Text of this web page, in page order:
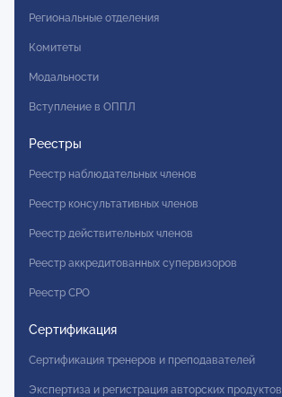
Региональные отделения
Комитеты
Модальности
Вступление в ОППЛ
Реестры
Реестр наблюдательных членов
Реестр консультативных членов
Реестр действительных членов
Реестр аккредитованных супервизоров
Реестр СРО
Сертификация
Сертификация тренеров и преподавателей
Экспертиза и регистрация авторских продуктов